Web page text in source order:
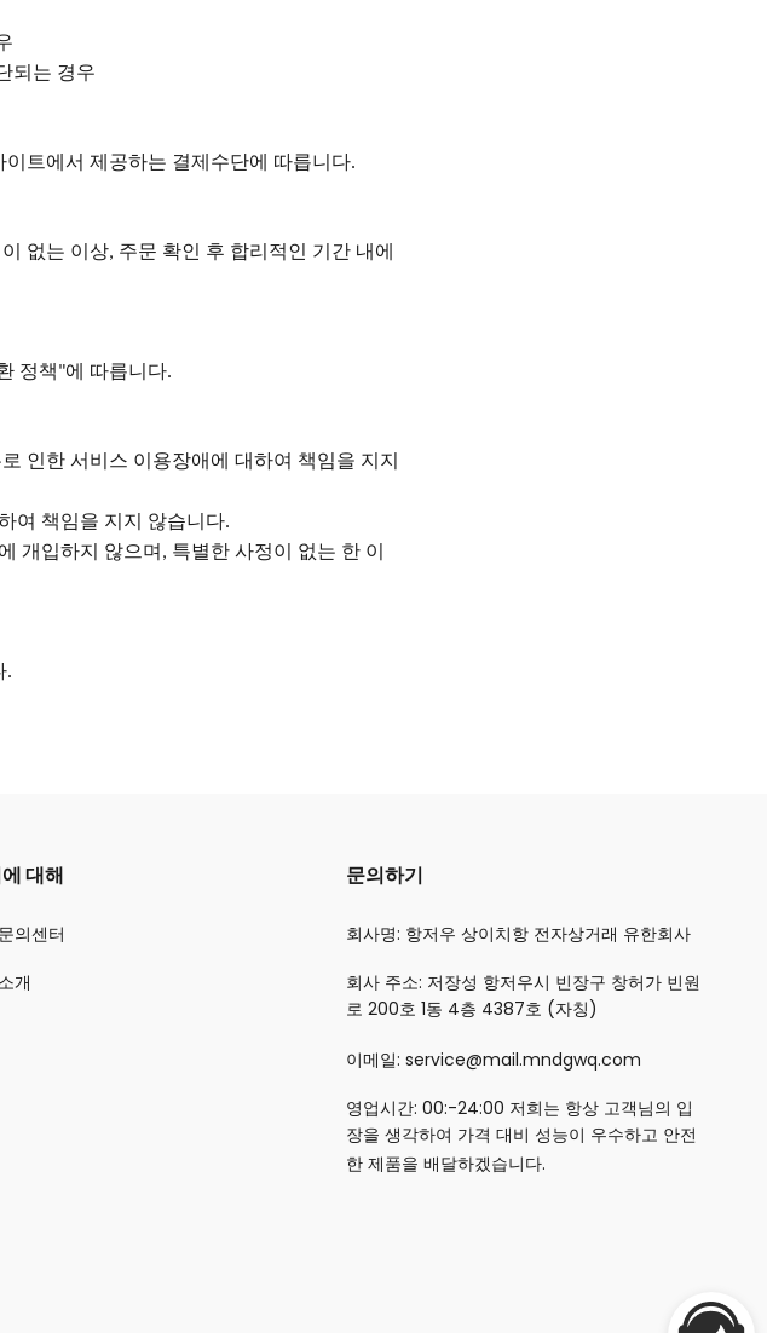
되는 경우
트에서 제공하는 결제수단에 따릅니다.
없는 이상, 주문 확인 후 합리적인 기간 내에
정책"에 따릅니다.
인한 서비스 이용장애에 대하여 책임을 지지
여 책임을 지지 않습니다.
개입하지 않으며 , 특별한 사정이 없는 한 이
.
대해
의센터
개
문의하기
회사명: 항저우 상이치항 전자상거래 유한회사
회사 주소: 저장성 항저우시 빈장구 창허가 빈원
로 200호 1동 4층 4387호 (자칭)
이메일: service@mail.mndgwq.com
영업시간: 00:-24:00 저희는 항상 고객님의 입
장을 생각하여 가격 대비 성능이 우수하고 안전
한 제품을 배달하겠습니다.